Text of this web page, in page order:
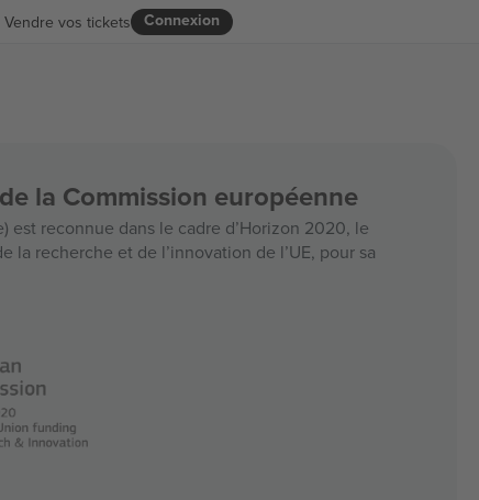
Connexion
Vendre vos tickets
la Commission européenne
est reconnue dans le cadre d’Horizon 2020, le
la recherche et de l’innovation de l’UE, pour sa